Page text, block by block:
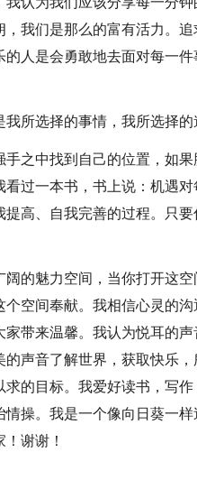
我们是那么的富有活力。
人是会勇敢地去面对每一
所选择的事情，我所选择的
之中找到自己的位置，如
过一本书，书上说：机遇
提高、自我完善的过程。只
阔的魅力空间，当你打开这
空间奉献。我相信心灵的
带来温馨。我认为悦耳的
声音了解世界，获取快乐
的目标。我爱好读书，写
操。我是一个像向日葵一
谢谢！